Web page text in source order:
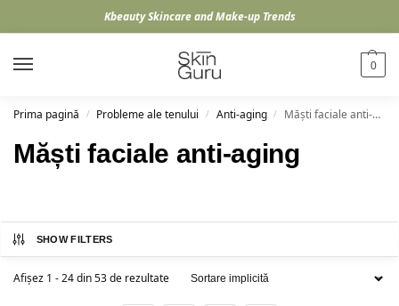
Kbeauty Skincare and Make-up Trends
0
Prima pagină / Probleme ale tenului / Anti-aging / Măști faciale anti-aging
Măști faciale anti-aging
SHOW FILTERS
Afișez 1 - 24 din 53 de rezultate